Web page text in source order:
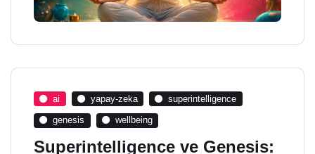
ai yapay-zeka superintelligence
genesis wellbeing
Superintelligence ve Genesis: